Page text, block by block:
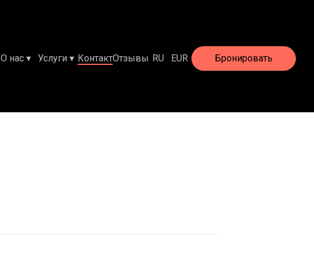
О нас ▾ Услуги ▾ КонтактОтзывы RU EUR Бронировать